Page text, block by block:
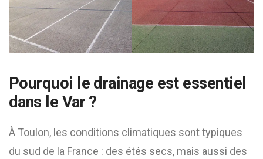
Pourquoi le drainage est essentiel
dans le Var ?
À Toulon, les conditions climatiques sont typiques
du sud de la France : des étés secs, mais aussi des